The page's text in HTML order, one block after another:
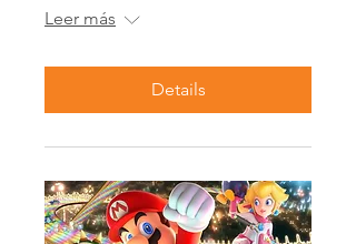
Leer más
Details